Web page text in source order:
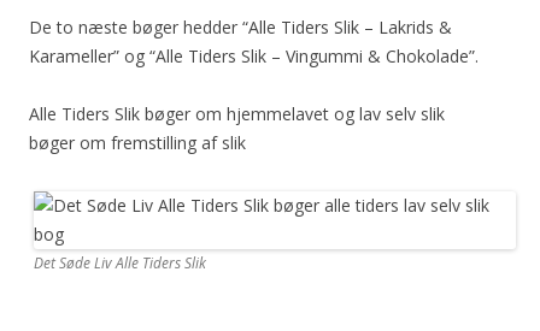
De to næste bøger hedder “Alle Tiders Slik – Lakrids &
Karameller” og “Alle Tiders Slik – Vingummi & Chokolade”.
Alle Tiders Slik bøger om hjemmelavet og lav selv slik
bøger om fremstilling af slik
Det Søde Liv Alle Tiders Slik